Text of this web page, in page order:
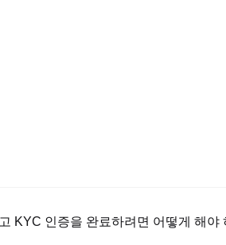
KYC 인증을 완료하려면 어떻게 해야